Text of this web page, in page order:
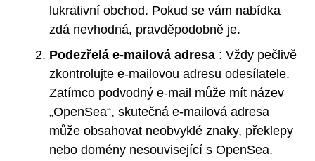
lukrativní obchod. Pokud se vám nabídka
zdá nevhodná, pravděpodobně je.
Podezřelá e-mailová adresa : Vždy pečlivě
zkontrolujte e-mailovou adresu odesílatele.
Zatímco podvodný e-mail může mít název
„OpenSea“, skutečná e-mailová adresa
může obsahovat neobvyklé znaky, překlepy
nebo domény nesouvisející s OpenSea.